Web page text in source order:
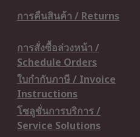
การคืนสินค้า / Returns
การสั่งซื้อล่วงหน้า /
Schedule Orders
ใบกำกับภาษี / Invoice
Instructions
โซลูชั่นการบริการ /
Service Solutions